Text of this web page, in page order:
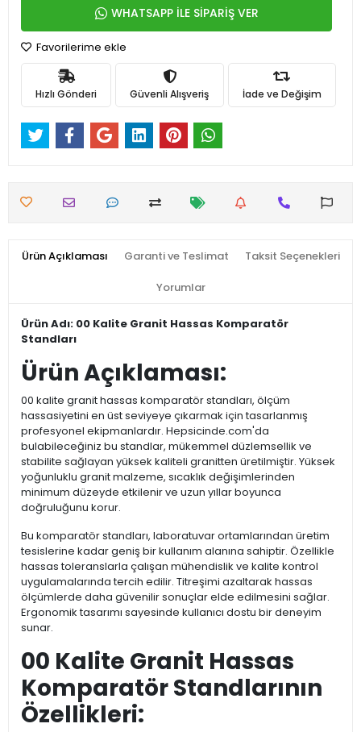
WHATSAPP İLE SİPARİŞ VER
Favorilerime ekle
Hızlı Gönderi Güvenli Alışveriş İade ve Değişim
Ürün Açıklaması Garanti ve Teslimat Taksit Seçenekleri
Yorumlar
Ürün Adı: 00 Kalite Granit Hassas Komparatör
Standları
Ürün Açıklaması:
00 kalite granit hassas komparatör standları, ölçüm
hassasiyetini en üst seviyeye çıkarmak için tasarlanmış
profesyonel ekipmanlardır. Hepsicinde.com'da
bulabileceğiniz bu standlar, mükemmel düzlemsellik ve
stabilite sağlayan yüksek kaliteli granitten üretilmiştir. Yüksek
yoğunluklu granit malzeme, sıcaklık değişimlerinden
minimum düzeyde etkilenir ve uzun yıllar boyunca
doğruluğunu korur.
Bu komparatör standları, laboratuvar ortamlarından üretim
tesislerine kadar geniş bir kullanım alanına sahiptir. Özellikle
hassas toleranslarla çalışan mühendislik ve kalite kontrol
uygulamalarında tercih edilir. Titreşimi azaltarak hassas
ölçümlerde daha güvenilir sonuçlar elde edilmesini sağlar.
Ergonomik tasarımı sayesinde kullanıcı dostu bir deneyim
sunar.
00 Kalite Granit Hassas
Komparatör Standlarının
Özellikleri: